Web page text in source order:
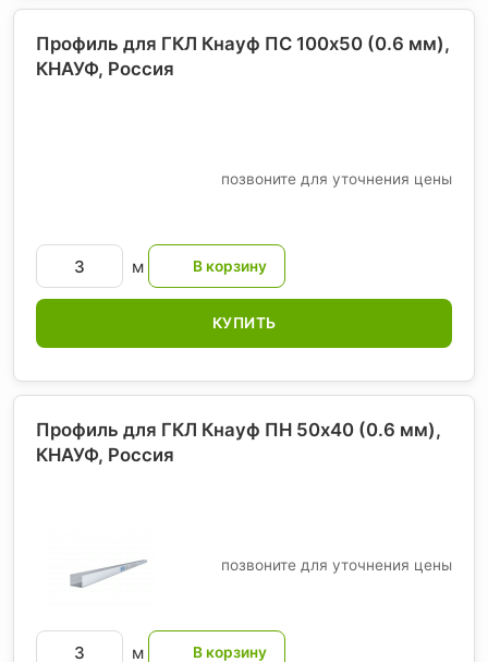
Профиль для ГКЛ Кнауф ПС 100х50 (0.6 мм),
КНАУФ, Россия
позвоните для уточнения цены
м
КУПИТЬ
Профиль для ГКЛ Кнауф ПН 50х40 (0.6 мм),
КНАУФ, Россия
позвоните для уточнения цены
м